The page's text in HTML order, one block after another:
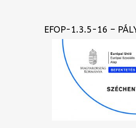
EFOP-1.3.5-16 –